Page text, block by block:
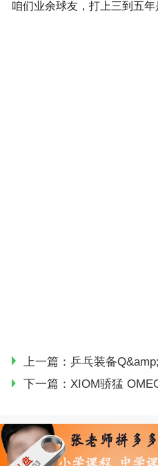
咱们业余球友，打上三到 五年
上一篇： 乒乓装备Q&amp;A：
下一篇： XIOM骄猛 OMEGA V ASIA